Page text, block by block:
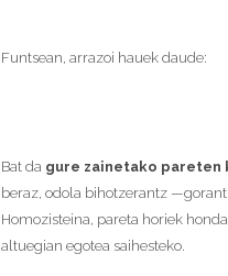
Funtsean, arrazoi hauek daude:
Bat da gure zainetako pareten
beraz, odola bihotzerantz
Homozisteina, pareta horiek
altuegian egotea saihesteko.